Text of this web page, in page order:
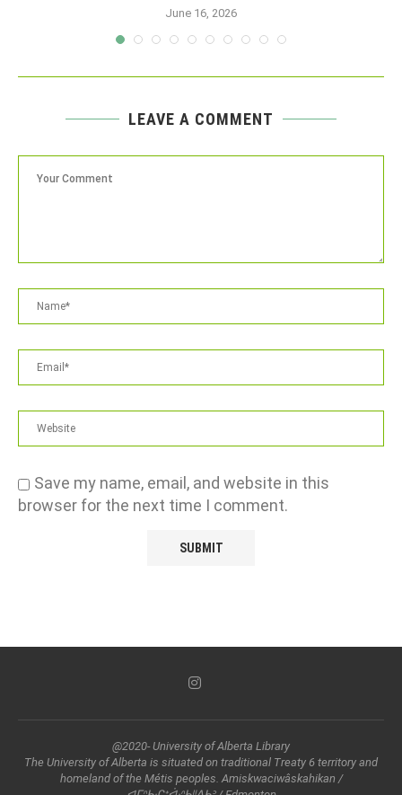
June 16, 2026
LEAVE A COMMENT
Save my name, email, and website in this
browser for the next time I comment.
@2020- University of Alberta Library
The University of Alberta is situated on traditional Treaty 6 territory and
homeland of the Métis peoples. Amiskwaciwâskahikan /